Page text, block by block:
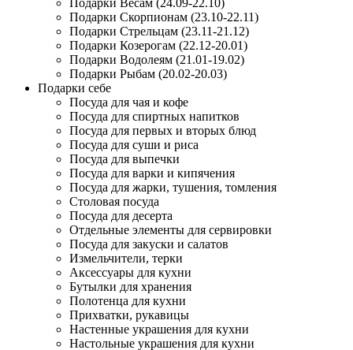
Подарки Весам (24.09-22.10)
Подарки Скорпионам (23.10-22.11)
Подарки Стрельцам (23.11-21.12)
Подарки Козерогам (22.12-20.01)
Подарки Водолеям (21.01-19.02)
Подарки Рыбам (20.02-20.03)
Подарки себе
Посуда для чая и кофе
Посуда для спиртных напитков
Посуда для первых и вторых блюд
Посуда для суши и риса
Посуда для выпечки
Посуда для варки и кипячения
Посуда для жарки, тушения, томления
Столовая посуда
Посуда для десерта
Отдельные элементы для сервировки
Посуда для закуски и салатов
Измельчители, терки
Аксессуары для кухни
Бутылки для хранения
Полотенца для кухни
Прихватки, рукавицы
Настенные украшения для кухни
Настольные украшения для кухни